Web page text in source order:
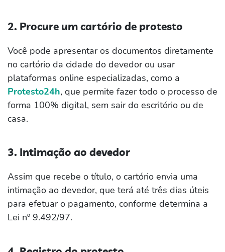
2. Procure um cartório de protesto
Você pode apresentar os documentos diretamente
no cartório da cidade do devedor ou usar
plataformas online especializadas, como a
Protesto24h, que permite fazer todo o processo de
forma 100% digital, sem sair do escritório ou de
casa.
3. Intimação ao devedor
Assim que recebe o título, o cartório envia uma
intimação ao devedor, que terá até três dias úteis
para efetuar o pagamento, conforme determina a
Lei nº 9.492/97.